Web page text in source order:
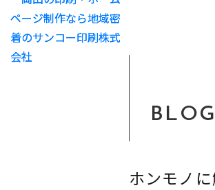
BLOG
ホンモノ